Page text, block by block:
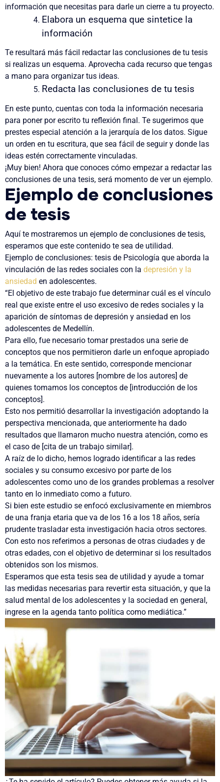
información que necesitas para darle un cierre a tu proyecto.
Elabora un esquema que sintetice la
información
Te resultará más fácil redactar las conclusiones de tu tesis
si realizas un esquema. Aprovecha cada recurso que tengas
a mano para organizar tus ideas.
Redacta las conclusiones de tu tesis
En este punto, cuentas con toda la información necesaria
para poner por escrito tu reflexión final. Te sugerimos que
prestes especial atención a la jerarquía de los datos. Sigue
un orden en tu escritura, que sea fácil de seguir y donde las
ideas estén correctamente vinculadas.
¡Muy bien! Ahora que conoces cómo empezar a redactar las
conclusiones de una tesis, será momento de ver un ejemplo.
Ejemplo de conclusiones
de tesis
Aquí te mostraremos un ejemplo de conclusiones de tesis,
esperamos que este contenido te sea de utilidad.
Ejemplo de conclusiones: tesis de Psicología que aborda la
vinculación de las redes sociales con la depresión y la
ansiedad en adolescentes.
“El objetivo de este trabajo fue determinar cuál es el vínculo
real que existe entre el uso excesivo de redes sociales y la
aparición de síntomas de depresión y ansiedad en los
adolescentes de Medellín.
Para ello, fue necesario tomar prestados una serie de
conceptos que nos permitieron darle un enfoque apropiado
a la temática. En este sentido, corresponde mencionar
nuevamente a los autores [nombre de los autores] de
quienes tomamos los conceptos de [introducción de los
conceptos].
Esto nos permitió desarrollar la investigación adoptando la
perspectiva mencionada, que anteriormente ha dado
resultados que llamaron mucho nuestra atención, como es
el caso de [cita de un trabajo similar].
A raíz de lo dicho, hemos logrado identificar a las redes
sociales y su consumo excesivo por parte de los
adolescentes como uno de los grandes problemas a resolver
tanto en lo inmediato como a futuro.
Si bien este estudio se enfocó exclusivamente en miembros
de una franja etaria que va de los 16 a los 18 años, sería
prudente trasladar esta investigación hacia otros sectores.
Con esto nos referimos a personas de otras ciudades y de
otras edades, con el objetivo de determinar si los resultados
obtenidos son los mismos.
Esperamos que esta tesis sea de utilidad y ayude a tomar
las medidas necesarias para revertir esta situación, y que la
salud mental de los adolescentes y la sociedad en general,
ingrese en la agenda tanto política como mediática.”